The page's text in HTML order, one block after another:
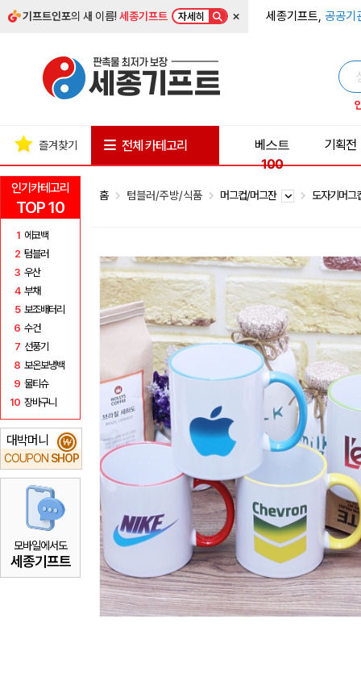
기프트인포의 새 이름!세종기프트 자세히 × 세종기프트, 공공기
인기카테고리
TOP 10
1 에코백
2 텀블러
3 우산
4 부채
5 보조배터리
6 수건
7 선풍기
8 보온보냉백
9 물티슈
10 장바구니
대박머니
COUPON SHOP
₩
모바일에서도
세종기프트
즐겨찾기 전체 카테고리
베스트
100
기획전
홈 텀블러/주방/식품 머그컵/머그잔 도자기머